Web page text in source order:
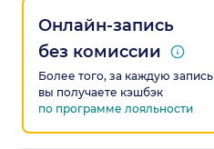
Онлайн-запись
без комиссии
Более того, за каждую запись
вы получаете кэшбэк
по программе лояльности